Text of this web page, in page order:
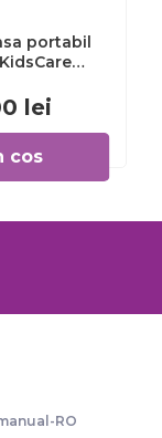
cos
portabil
lei
RO